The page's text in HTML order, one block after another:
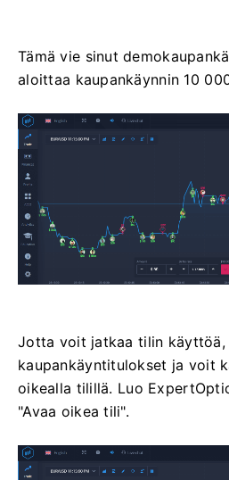
Tämä vie sinut
aloittaa kaupankäynnin 10
Jotta voit jatkaa tilin käyttöä,
kaupankäyntitulokset ja voit
oikealla tilillä. Luo
"Avaa oikea tili".